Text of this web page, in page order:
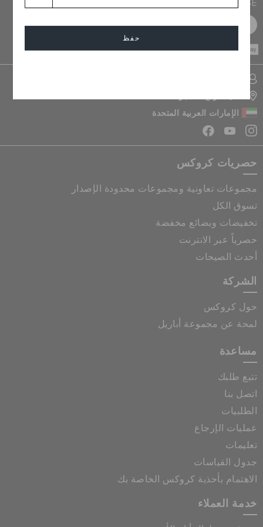
حفظ
PURCHASE
سجل مجانا
DELIVERY
الإمارات العربية المتحدة
حصريات كروكس
مجموعات تعاونية ومجموعات محدودة الإصدار
تسوق الكل
تخفيضات وبضائع مخفضة
حصرياً عبر الانترنت
أحدث الصيحات
الشركة
حول كروكس
لمحة عن مجموعة أباريل
مساعدة
تتبع طلبك
اتصل بنا
الطلبيات
عمليات الإرجاع
تعليمات
جدول القياسات
الاهتمام بأحذية كروكس الخاصة بك
خدمة العملاء